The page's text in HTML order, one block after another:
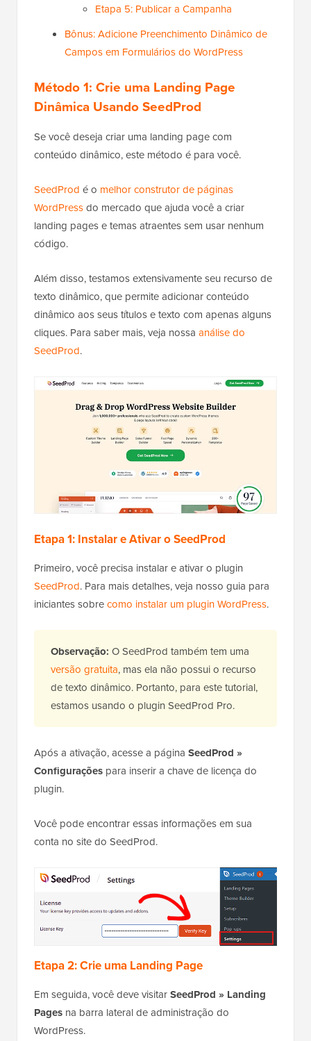
Etapa 5: Publicar a Campanha
Bônus: Adicione Preenchimento Dinâmico de
Campos em Formulários do WordPress
Método 1: Crie uma Landing Page
Dinâmica Usando SeedProd
Se você deseja criar uma landing page com
conteúdo dinâmico, este método é para você.
SeedProd é o melhor construtor de páginas
WordPressdo mercado que ajuda você a criar
landing pages e temas atraentes sem usar nenhum
código.
Além disso, testamos extensivamente seu recurso de
texto dinâmico, que permite adicionar conteúdo
dinâmico aos seus títulos e texto com apenas alguns
cliques. Para saber mais, veja nossa análise do
SeedProd.
Etapa 1: Instalar e Ativar o SeedProd
Primeiro, você precisa instalar e ativar o plugin
SeedProd. Para mais detalhes, veja nosso guia para
iniciantes sobrecomo instalar um plugin WordPress.
Observação: O SeedProd também tem uma
versão gratuita, mas ela não possui o recurso
de texto dinâmico. Portanto, para este tutorial,
estamos usando o plugin SeedProd Pro.
Após a ativação, acesse a página SeedProd »
Configurações para inserir a chave de licença do
plugin.
Você pode encontrar essas informações em sua
conta no site do SeedProd.
Etapa 2: Crie uma Landing Page
Em seguida, você deve visitarSeedProd » Landing
Pages na barra lateral de administração do
WordPress.